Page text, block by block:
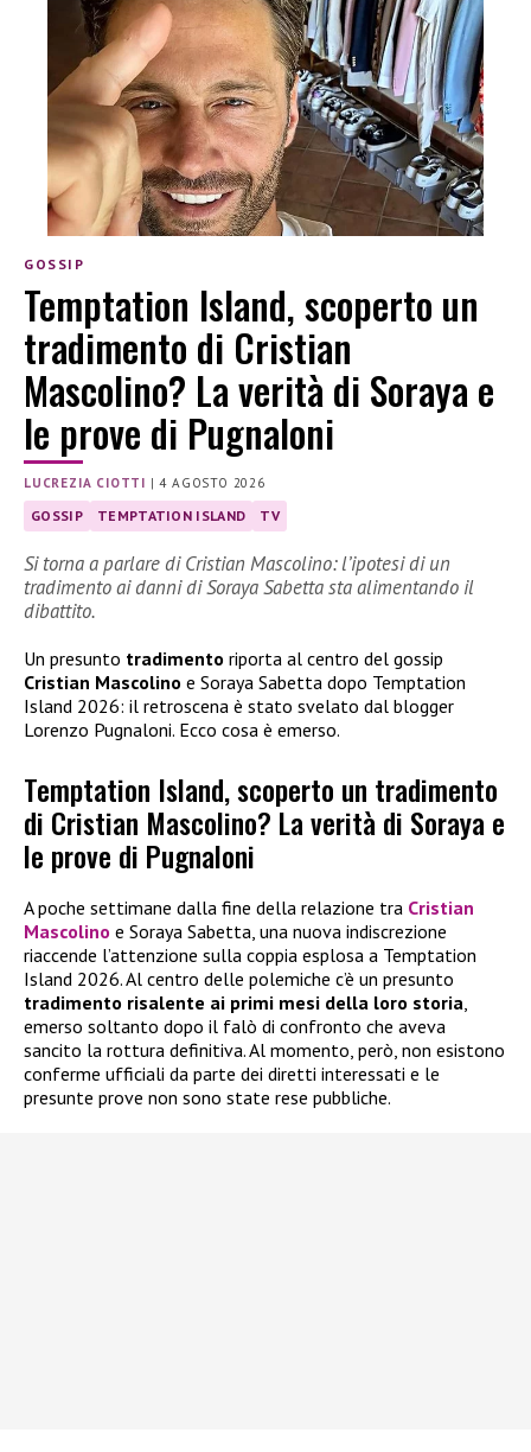
GOSSIP
Temptation Island, scoperto un
tradimento di Cristian
Mascolino? La verità di Soraya e
le prove di Pugnaloni
LUCREZIA CIOTTI |4 AGOSTO 2026
GOSSIP TEMPTATION ISLAND TV
Si torna a parlare di Cristian Mascolino: l’ipotesi di un
tradimento ai danni di Soraya Sabetta sta alimentando il
dibattito.
Un presunto tradimento riporta al centro del gossip
Cristian Mascolino e Soraya Sabetta dopo Temptation
Island 2026: il retroscena è stato svelato dal blogger
Lorenzo Pugnaloni. Ecco cosa è emerso.
Temptation Island, scoperto un tradimento
di Cristian Mascolino? La verità di Soraya e
le prove di Pugnaloni
A poche settimane dalla fine della relazione tra Cristian
Mascolino e Soraya Sabetta, una nuova indiscrezione
riaccende l’attenzione sulla coppia esplosa a Temptation
Island 2026. Al centro delle polemiche c’è un presunto
tradimento risalente ai primi mesi della loro storia,
emerso soltanto dopo il falò di confronto che aveva
sancito la rottura definitiva. Al momento, però, non esistono
conferme ufficiali da parte dei diretti interessati e le
presunte prove non sono state rese pubbliche.